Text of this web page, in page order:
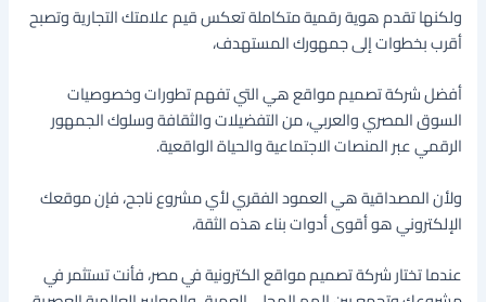
ولكنها تقدم هوية رقمية متكاملة تعكس قيم علامتك التجارية وتصبح
أقرب بخطوات إلى جمهورك المستهدف،
أفضل شركة تصميم مواقع هي التي تفهم تطورات وخصوصيات
السوق المصري والعربي، من التفضيلات والثقافة وسلوك الجمهور
الرقمي عبر المنصات الاجتماعية والحياة الواقعية.
ولأن المصداقية هي العمود الفقري لأي مشروع ناجح، فإن موقعك
الإلكتروني هو أقوى أدوات بناء هذه الثقة،
عندما تختار شركة تصميم مواقع الكترونية في مصر، فأنت تستثمر في